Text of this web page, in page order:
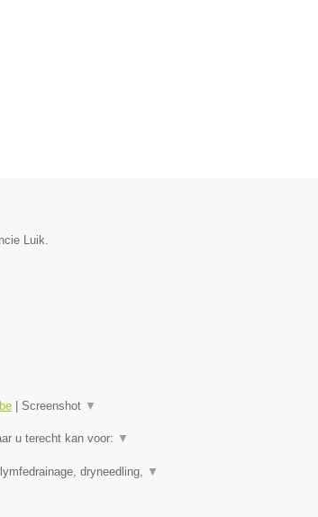
Luik.
| Screenshot ▼
u terecht kan voor: ▼
dryneedling, ▼